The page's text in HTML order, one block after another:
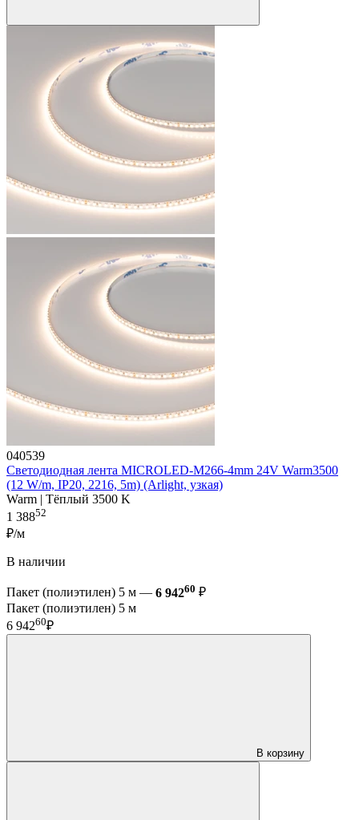
040539
Светодиодная лента MICROLED-M266-4mm 24V Warm3500
(12 W/m, IP20, 2216, 5m) (Arlight, узкая)
Warm | Тёплый 3500 K
1 38852
₽/м
В наличии
Пакет (полиэтилен) 5 м — 6 94260 ₽
Пакет (полиэтилен) 5 м
6 94260₽
В корзину